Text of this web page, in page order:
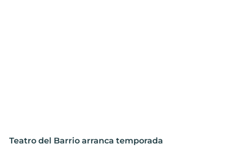
Teatro del Barrio arranca temporada